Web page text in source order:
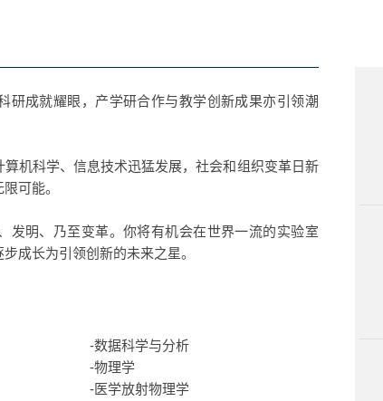
研成就耀眼，产学研合作与教学创新成果亦引领潮
机科学、信息技术迅猛发展，社会和组织变革日新
可能。
发明、乃至变革。你将有机会在世界一流的实验室
成长为引领创新的未来之星。
-数据科学与分析
-物理学
-医学放射物理学